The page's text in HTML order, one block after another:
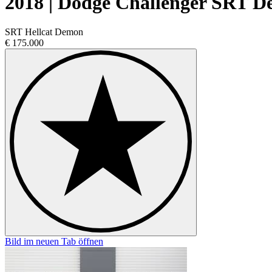
SRT Hellcat Demon
€ 175.000
Bild im neuen Tab öffnen